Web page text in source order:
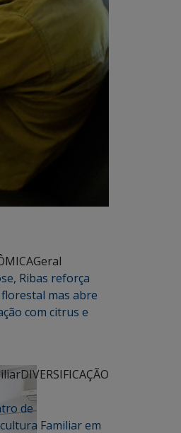
Geral
Ribas reforça
mas abre
com citrus e
DIVERSIFICAÇÃO
de
Familiar em